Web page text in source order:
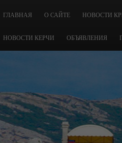
ГЛАВНАЯ О САЙТЕ НОВОСТИ
НОВОСТИ КЕРЧИ ОБЪЯВЛЕНИЯ